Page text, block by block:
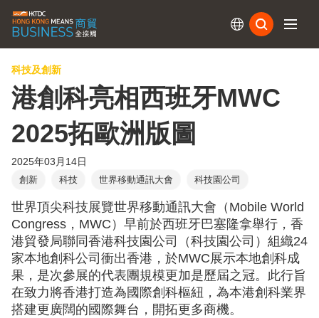
科技及創新
港創科亮相西班牙MWC
2025拓歐洲版圖
2025年03月14日
創新 科技 世界移動通訊大會 科技園公司
世界頂尖科技展覽世界移動通訊大會（Mobile World
Congress，MWC）早前於西班牙巴塞隆拿舉行，香
港貿發局聯同香港科技園公司（科技園公司）組織24
家本地創科公司衝出香港，於MWC展示本地創科成
果，是次參展的代表團規模更加是歷屆之冠。此行旨
在致力將香港打造為國際創科樞紐，為本港創科業界
搭建更廣闊的國際舞台，開拓更多商機。